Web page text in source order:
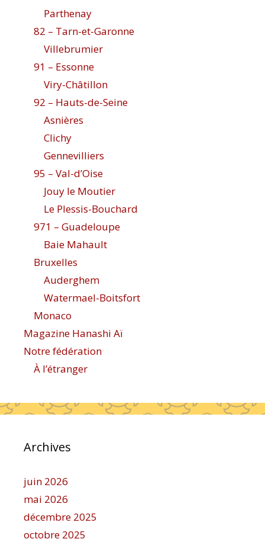
Parthenay
82 – Tarn-et-Garonne
Villebrumier
91 – Essonne
Viry-Châtillon
92 – Hauts-de-Seine
Asnières
Clichy
Gennevilliers
95 – Val-d’Oise
Jouy le Moutier
Le Plessis-Bouchard
971 – Guadeloupe
Baie Mahault
Bruxelles
Auderghem
Watermael-Boitsfort
Monaco
Magazine Hanashi Aï
Notre fédération
À l’étranger
Archives
juin 2026
mai 2026
décembre 2025
octobre 2025